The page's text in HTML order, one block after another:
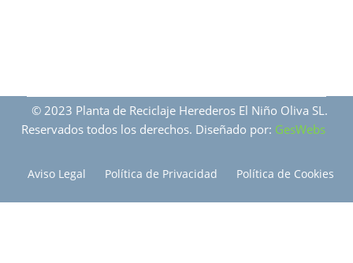
© 2023 Planta de Reciclaje Herederos El Niño Oliva SL.
Reservados todos los derechos. Diseñado por: GesWebs
Aviso Legal Política de Privacidad Política de Cookies